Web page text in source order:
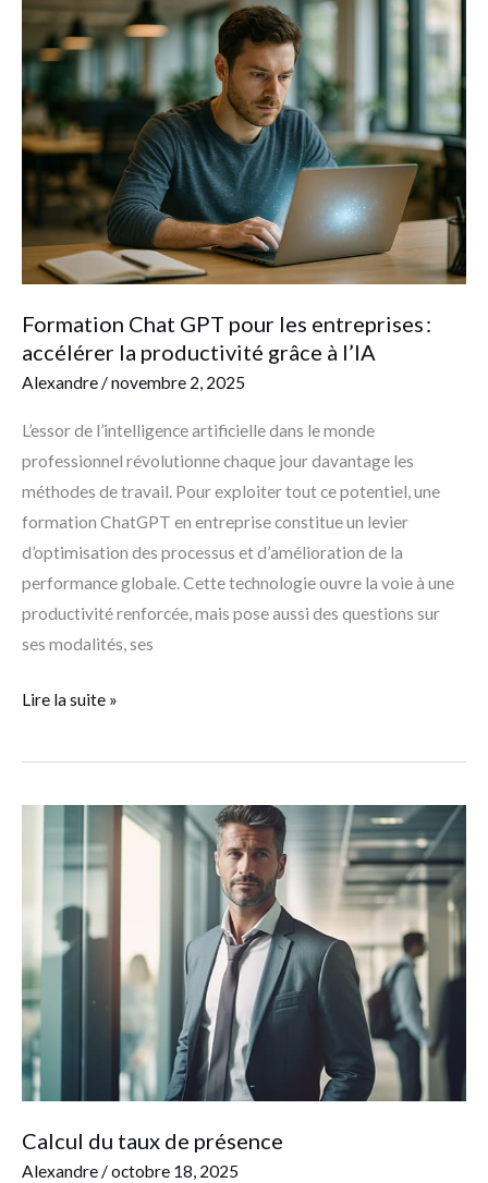
Formation Chat GPT pour les entreprises :
accélérer la productivité grâce à l’IA
Alexandre/novembre 2, 2025
L’essor de l’intelligence artificielle dans le monde
professionnel révolutionne chaque jour davantage les
méthodes de travail. Pour exploiter tout ce potentiel, une
formation ChatGPT en entreprise constitue un levier
d’optimisation des processus et d’amélioration de la
performance globale. Cette technologie ouvre la voie à une
productivité renforcée, mais pose aussi des questions sur
ses modalités, ses
Chat
GPT
pour
les
entreprises :
accélérer
la
productivité
grâce
l’IA
Lire la suite »
Calcul du taux de présence
Alexandre/octobre 18, 2025
présence